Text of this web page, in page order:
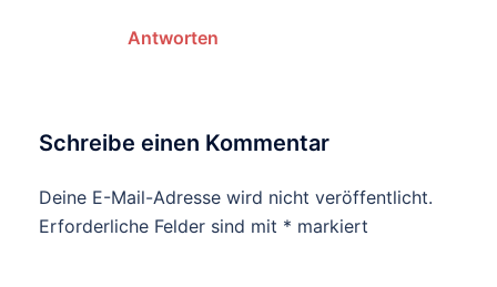
Antworten
Schreibe einen Kommentar
Deine E-Mail-Adresse wird nicht veröffentlicht.
Erforderliche Felder sind mit * markiert